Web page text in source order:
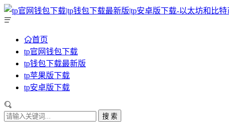
首页
tp官网钱包下载
tp钱包下载最新版
tp苹果版下载
tp安卓版下载
搜 索